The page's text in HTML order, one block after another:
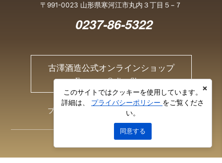
〒991-0023 山形県寒河江市丸内３丁目５−７
0237-86-5322
古澤酒造公式オンラインショップ
Furusawa Online Shop
プライバシーポリシー
© 2026 Furusawa Sake Brewery Co., Ltd.
このサイトではクッキーを使用しています。
詳細は、 プライバシーポリシー をご覧くださ
い。
同意する
×